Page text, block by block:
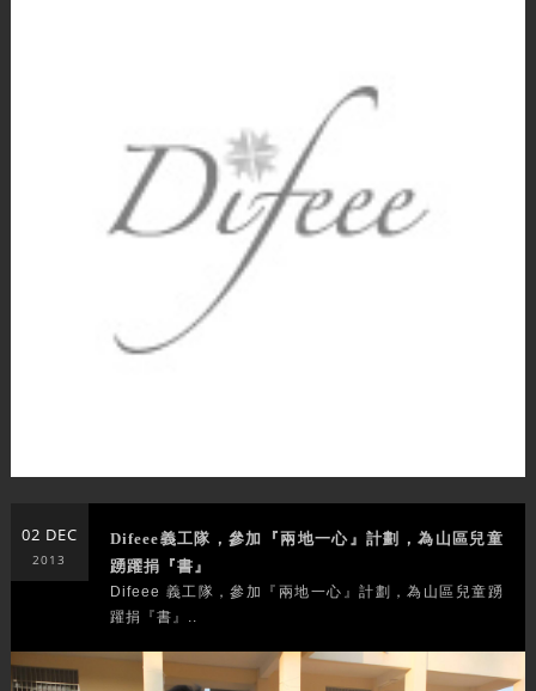
02 DEC
2013
Difeee義工隊，參加『兩地一心』計劃，為山區兒童
踴躍捐『書』
Difeee 義工隊，參加『兩地一心』計劃，為山區兒童踴
躍捐『書』..